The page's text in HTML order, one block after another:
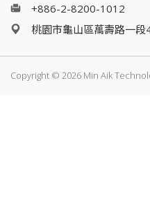
+886-2-8200-1012
桃園市龜山區萬壽路一
Copyright © 2026 Min Aik